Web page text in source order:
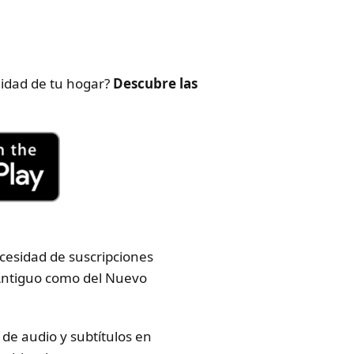
de tu hogar? Descubre las
de suscripciones
como del Nuevo
audio y subtítulos en